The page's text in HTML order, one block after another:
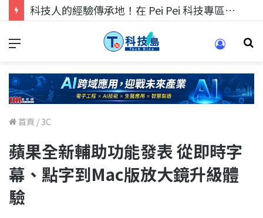
科技人找工作，就到TECH+ 科技專區!
首頁 / 3C
蘋果全新輔助功能發表 從即時字
幕、點字到Mac版放大鏡升級體
驗